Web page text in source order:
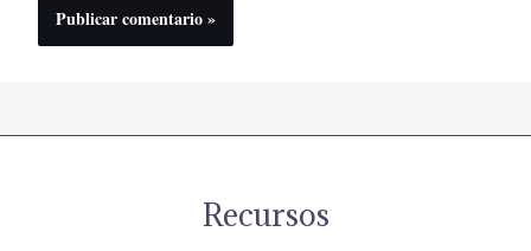
Recursos